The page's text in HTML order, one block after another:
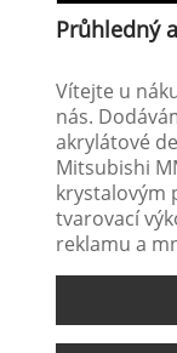
Průhledný
Vítejte u
nás.
akrylátové
Mitsubishi
krystalovým
tvarovací
reklamu a